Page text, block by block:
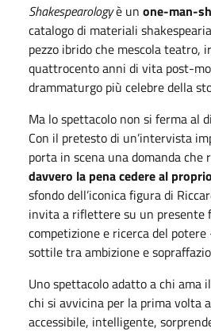
Shakespearologyè un one-man-
catalogo di materiali
pezzo ibrido che mescola teatro,
quattrocento anni di vita post-
drammaturgo più celebre della
Ma lo spettacolo non si ferma al
Con il pretesto di un’intervista
porta in scena una domanda
davvero la pena cedere al
sfondo dell’iconica figura di
invita a riflettere su un presente
competizione e ricerca del
sottile tra ambizione e
Uno spettacolo adatto a chi ama
chi si avvicina per la prima volta
accessibile, intelligente,